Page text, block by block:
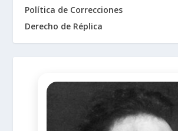
Política de Correcciones
Derecho de Réplica